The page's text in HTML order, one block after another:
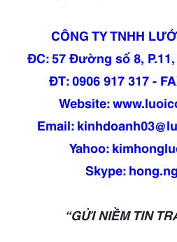
CÔNG TY TNHH
ĐC: 57 Đường số 8, P.11,
ĐT: 0906 917 317 -
Website:
Email:
Yahoo:
Skype:
“GỬI NIỀM TIN